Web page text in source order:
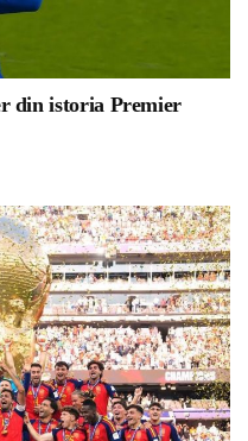
din istoria Premier